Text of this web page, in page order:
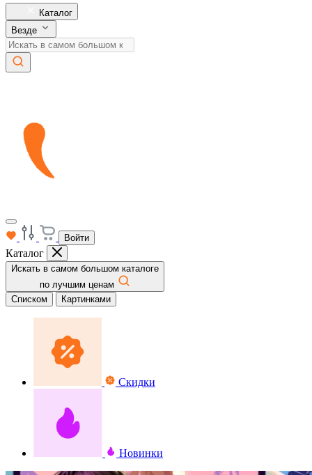
Каталог
Везде
Войти
Каталог
Искать в самом большом каталоге
по лучшим ценам
Списком
Картинками
Скидки
Новинки